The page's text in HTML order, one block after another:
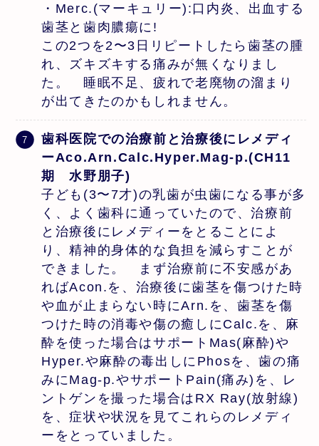
・Merc.(マーキュリー):口内炎、出血する
歯茎と歯肉膿瘍に!
この2つを2〜3日リピートしたら歯茎の腫
れ、ズキズキする痛みが無くなりまし
た。 睡眠不足、疲れで老廃物の溜まり
が出てきたのかもしれません。
歯科医院での治療前と治療後にレメディ
ーAco.Arn.Calc.Hyper.Mag-p.(CH11
期 水野朋子)
子ども(3〜7才)の乳歯が虫歯になる事が多
く、よく歯科に通っていたので、治療前
と治療後にレメディーをとることによ
り、精神的身体的な負担を減らすことが
できました。 まず治療前に不安感があ
ればAcon.を、治療後に歯茎を傷つけた時
や血が止まらない時にArn.を、歯茎を傷
つけた時の消毒や傷の癒しにCalc.を、麻
酔を使った場合はサポートMas(麻酔)や
Hyper.や麻酔の毒出しにPhosを、歯の痛
みにMag-p.やサポートPain(痛み)を、レ
ントゲンを撮った場合はRX Ray(放射線)
を、症状や状況を見てこれらのレメディ
ーをとっていました。